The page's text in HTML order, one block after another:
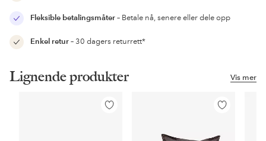
Fleksible betalingsmåter– Betale nå, senere eller dele opp
Enkel retur– 30 dagers returrett*
Vis mer
Lignende produkter
Legg
Legg